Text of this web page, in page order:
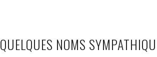
QUELQUES NOMS